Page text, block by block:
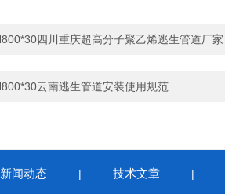
四川重庆超高分子聚乙烯逃生管道厂家
云南逃生管道安装使用规范
新闻动态 | 技术文章 |